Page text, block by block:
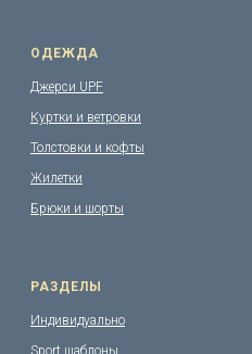
ОДЕЖДА
Джерси UPF
Куртки и ветровки
Толстовки и кофты
Жилетки
Брюки и шорты
РАЗДЕЛЫ
Индивидуально
Sport шаблоны